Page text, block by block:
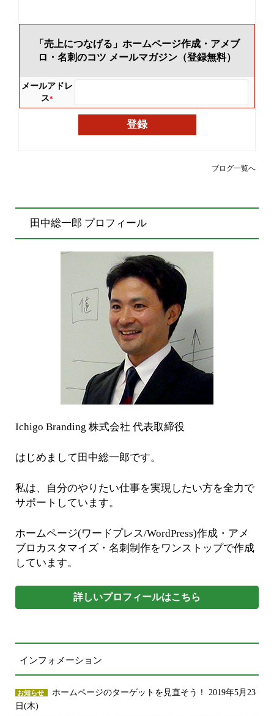
「売上につなげる」ホームページ作成・アメブ
ロ・名刺のコツ メールマガジン（登録無料）
メールアドレ
ス*
ブログ一覧へ
田中総一郎 プロフィール
Ichigo Branding 株式会社 代表取締役
はじめまして田中総一郎です。
私は、自分のやりたい仕事を実現したい方を全力で
サポートしています。
ホームページ(ワードプレス/WordPress)作成・アメ
ブロカスタマイズ・名刺制作をワンストップで作成
しています。
詳しいプロフィールはこちら
インフォメーション
お知らせ ホームページのターゲットを見直そう！ 2019年5月23
日(木)